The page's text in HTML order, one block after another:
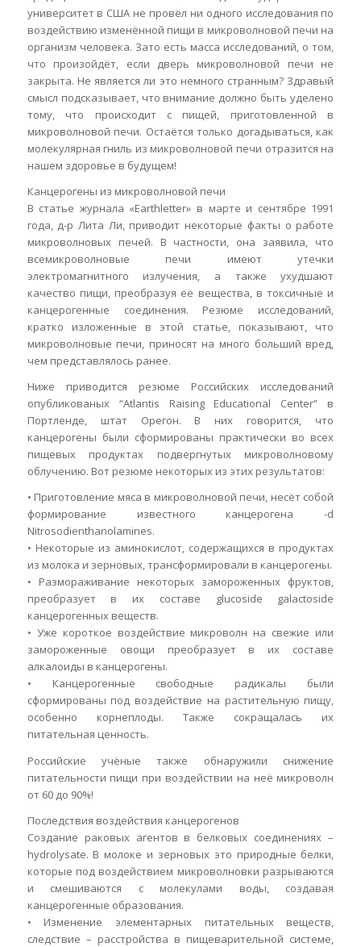
университет в США не провёл ни одного исследования по
воздействию изменённой пищи в микроволновой печи на
организм человека. Зато есть масса исследований, о том,
что произойдёт, если дверь микроволновой печи не
закрыта. Не является ли это немного странным? Здравый
смысл подсказывает, что внимание должно быть уделено
тому, что происходит с пищей, приготовленной в
микроволновой печи. Остаётся только догадываться, как
молекулярная гниль из микроволновой печи отразится на
нашем здоровье в будущем!
Канцерогены из микроволновой печи
В статье журнала «Earthletter» в марте и сентябре 1991
года, д-р Лита Ли, приводит некоторые факты о работе
микроволновых печей. В частности, она заявила, что
всемикроволновые печи имеют утечки
электромагнитного излучения, а также ухудшают
качество пищи, преобразуя её вещества, в токсичные и
канцерогенные соединения. Резюме исследований,
кратко изложенные в этой статье, показывают, что
микроволновые печи, приносят на много больший вред,
чем представлялось ранее.
Ниже приводится резюме Российских исследований
опубликованых “Atlantis Raising Educational Center” в
Портленде, штат Орегон. В них говорится, что
канцерогены были сформированы практически во всех
пищевых продуктах подвергнутых микроволновому
облучению. Вот резюме некоторых из этих результатов:
• Приготовление мяса в микроволновой печи, несёт собой
формирование известного канцерогена -d
Nitrosodienthanolamines.
• Некоторые из аминокислот, содержащихся в продуктах
из молока и зерновых, трансформировали в канцерогены.
• Размораживание некоторых замороженных фруктов,
преобразует в их составе glucoside galactoside
канцерогенных веществ.
• Уже короткое воздействие микроволн на свежие или
замороженные овощи преобразует в их составе
алкалоиды в канцерогены.
• Канцерогенные свободные радикалы были
сформированы под воздействие на растительную пищу,
особенно корнеплоды. Также сокращалась их
питательная ценность.
Российские учёные также обнаружили снижение
питательности пищи при воздействии на неё микроволн
от 60 до 90%!
Последствия воздействия канцерогенов
Создание раковых агентов в белковых соединениях –
hydrolysate. В молоке и зерновых это природные белки,
которые под воздействием микроволновки разрываются
и смешиваются с молекулами воды, создавая
канцерогенные образования.
• Изменение элементарных питательных веществ,
следствие – расстройства в пищеварительной системе,